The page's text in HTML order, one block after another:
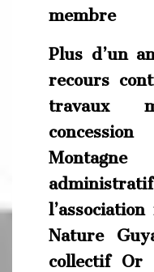
membre
Plus d’un
recours
travaux
Nature
collectif Or